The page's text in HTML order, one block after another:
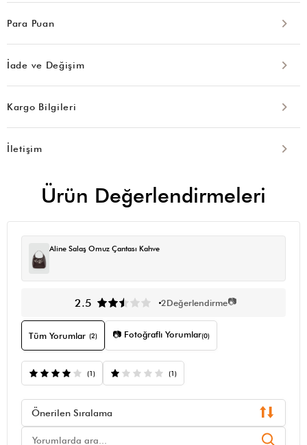
Para Puan
İade ve Değişim
Kargo Bilgileri
İletişim
Ürün Değerlendirmeleri
Aline Salaş Omuz Çantası Kahve
2.5 2Değerlendirme📷
Tüm Yorumlar (2) 📷 Fotoğraflı Yorumlar(0)
(1) (1)
Önerilen Sıralama